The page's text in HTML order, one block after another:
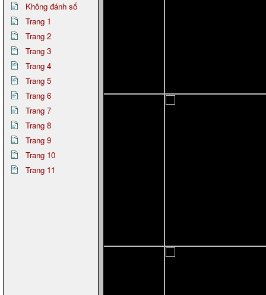
Không đánh số
Trang 1
Trang 2
Trang 3
Trang 4
Trang 5
Trang 6
Trang 7
Trang 8
Trang 9
Trang 10
Trang 11